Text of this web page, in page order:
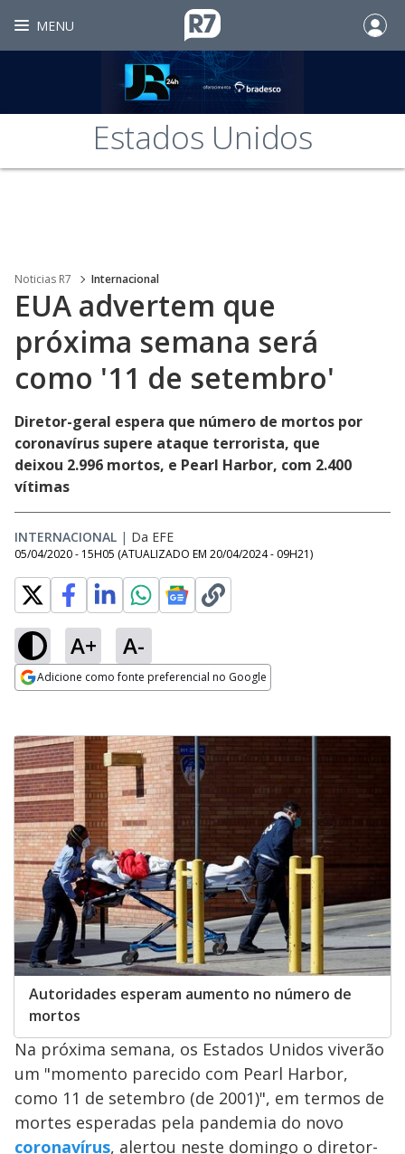
MENU
Estados Unidos
Noticias R7 Internacional
EUA advertem que
próxima semana será
como '11 de setembro'
Diretor-geral espera que número de mortos por
coronavírus supere ataque terrorista, que
deixou 2.996 mortos, e Pearl Harbor, com 2.400
vítimas
INTERNACIONAL | Da EFE
05/04/2020 - 15H05 (ATUALIZADO EM 20/04/2024 - 09H21)
A+ A-
Adicione como fonte preferencial no Google
Autoridades esperam aumento no número de
mortos
Na próxima semana, os Estados Unidos viverão
um "momento parecido com Pearl Harbor,
como 11 de setembro (de 2001)", em termos de
mortes esperadas pela pandemia do novo
coronavírus, alertou neste domingo o diretor-